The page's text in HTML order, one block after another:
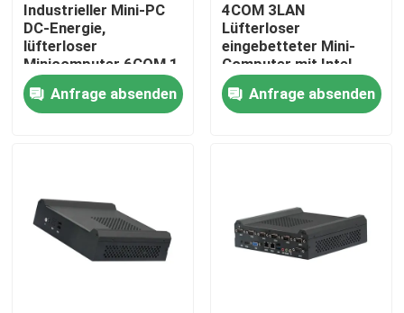
Qualitätskontrolle
Kontakt
industrieller Platte PC
Industrieller Mini-PC
DC-Energie,
lüfterloser
Minicomputer 6COM 1
LAN-Viererkabelkern
J4205Anfrage absenden
4COM 3LAN
Lüfterloser
eingebetteter Mini-
Computer mit Intel
Tiger Lake 6305-CPU
der 11. Generation
Anfrage absenden